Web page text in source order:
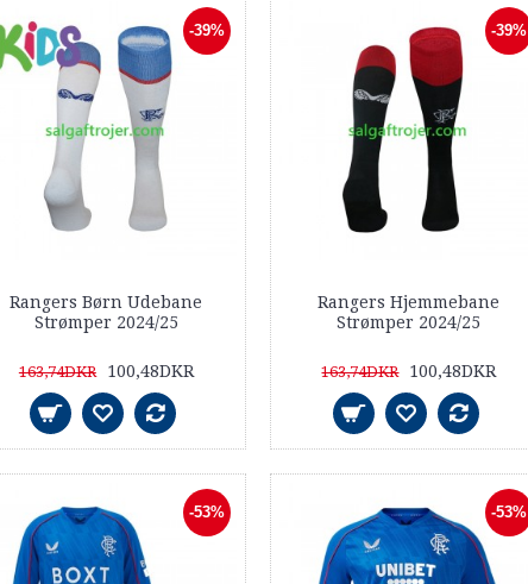
-39%
Rangers Børn Udebane
Strømper 2024/25
163,74DKR 100,48DKR
-39%
Rangers Hjemmebane
Strømper 2024/25
163,74DKR 100,48DKR
-53% -53%